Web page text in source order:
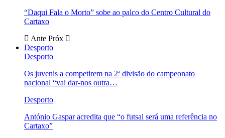
“Daqui Fala o Morto” sobe ao palco do Centro Cultural do
Cartaxo
Ante Próx
Desporto
Desporto
Os juvenis a competirem na 2ª divisão do campeonato
nacional “vai dar-nos outra…
Desporto
António Gaspar acredita que “o futsal será uma referência no
Cartaxo”